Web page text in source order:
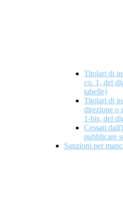
Titolari di
co. 1, del
tabelle)
Titolari di
direzione o
1-bis, del
Cessati
pubblicare
Sanzioni per